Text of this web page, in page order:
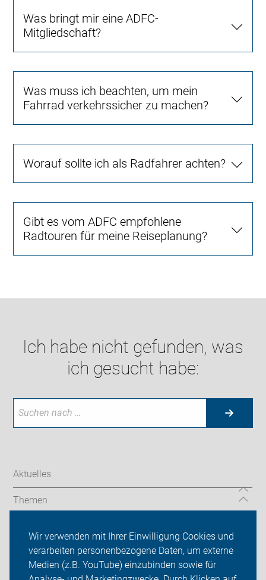
Wir verwenden mit Ihrer Einwilligung Cookies und
verarbeiten personenbezogene Daten, um externe
Medien (z.B. YouTube) einzubinden sowie für
Was bringt mir eine ADFC-
Mitgliedschaft?
Was muss ich beachten, um mein
Fahrrad verkehrssicher zu machen?
Worauf sollte ich als Radfahrer achten?
Gibt es vom ADFC empfohlene
Radtouren für meine Reiseplanung?
Ich habe nicht gefunden, was
ich gesucht habe:
Aktuelles
Themen
Gebrauchtradmarkt & Codierung